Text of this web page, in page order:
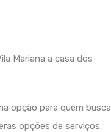
Mariana a casa dos
opção para quem busca
opções de serviços.